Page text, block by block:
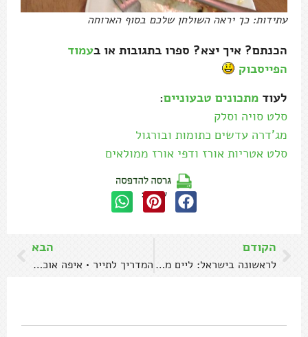
עתידות: כך יראה השולחן שלכם בסוף הארוחה
הכנתם? איך יצא? ספרו בתגובות או בעמוד
הפייסבוק
לעוד מתכונים טבעוניים:
סלט סויה וסלק
מג'דרה עדשים כתומות ובורגול
סלט אטריות אורז ודפי אורז ממולאים
שתפו:
הקודם
לראשונה בישראל: ליים משומר!
הבא
המדריך לתייר • איפה אוכלים (בזול) בברלין